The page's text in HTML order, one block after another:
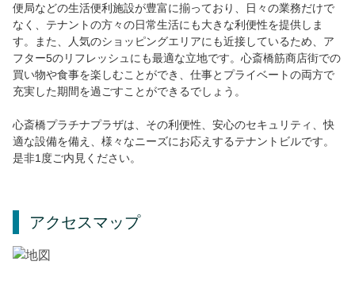
便局などの生活便利施設が豊富に揃っており、日々の業務だけで
なく、テナントの方々の日常生活にも大きな利便性を提供しま
す。また、人気のショッピングエリアにも近接しているため、ア
フター5のリフレッシュにも最適な立地です。心斎橋筋商店街での
買い物や食事を楽しむことができ、仕事とプライベートの両方で
充実した期間を過ごすことができるでしょう。
心斎橋プラチナプラザは、その利便性、安心のセキュリティ、快
適な設備を備え、様々なニーズにお応えするテナントビルです。
是非1度ご内見ください。
アクセスマップ